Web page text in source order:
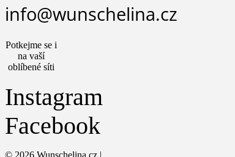
info@wunschelina.cz
Potkejme se i
na vaší
oblíbené síti
Instagram
Facebook
© 2026 Wunschelina.cz |